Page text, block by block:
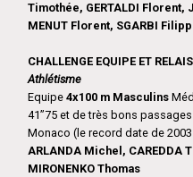
Timothée, GERTALDI Florent,
MENUT Florent, SGARBI
CHALLENGE EQUIPE ET RELAIS
Athlétisme
Equipe 4x100 m Masculins
41’’75 et de très bons
Monaco (le record date de 2003
ARLANDA Michel, CAREDDA
MIRONENKO Thomas